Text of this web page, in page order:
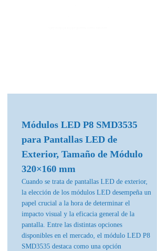
Módulos LED P8 SMD3535
para Pantallas LED de
Exterior, Tamaño de Módulo
320×160 mm
Cuando se trata de pantallas LED de exterior,
la elección de los módulos LED desempeña un
papel crucial a la hora de determinar el
impacto visual y la eficacia general de la
pantalla. Entre las distintas opciones
disponibles en el mercado, el módulo LED P8
SMD3535 destaca como una opción